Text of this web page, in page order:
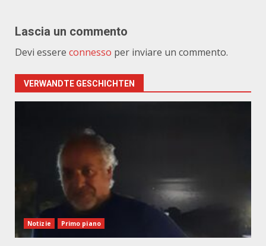
Lascia un commento
Devi essere connesso per inviare un commento.
VERWANDTE GESCHICHTEN
Notizie Primo piano